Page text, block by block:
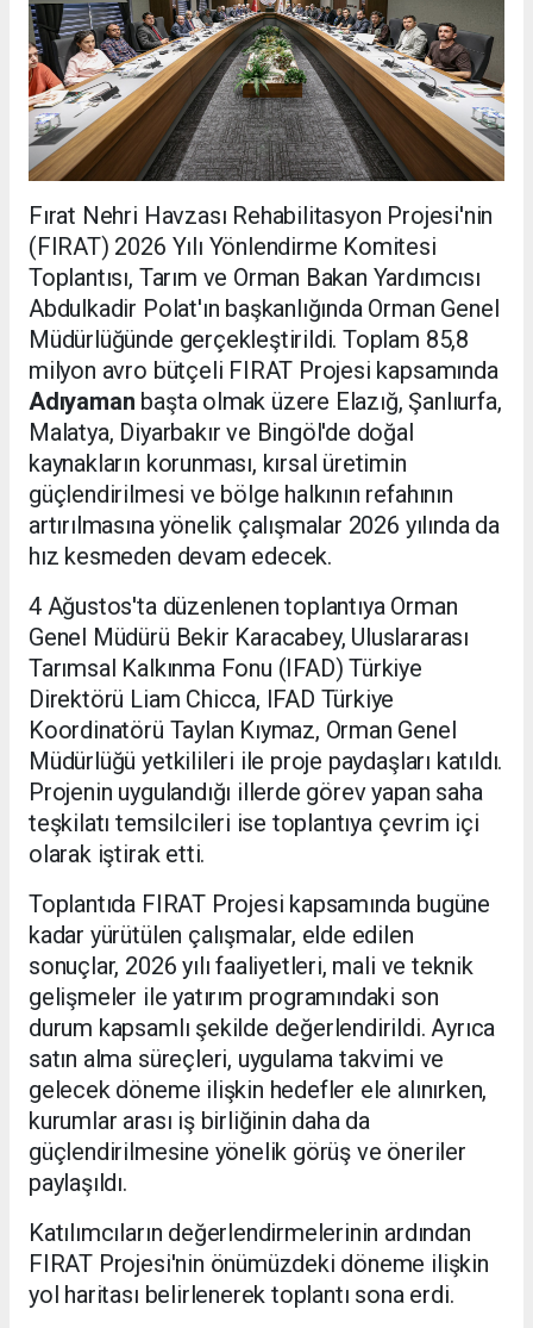
Fırat Nehri Havzası Rehabilitasyon Projesi'nin
(FIRAT) 2026 Yılı Yönlendirme Komitesi
Toplantısı, Tarım ve Orman Bakan Yardımcısı
Abdulkadir Polat'ın başkanlığında Orman Genel
Müdürlüğünde gerçekleştirildi. Toplam 85,8
milyon avro bütçeli FIRAT Projesi kapsamında
Adıyaman başta olmak üzere Elazığ, Şanlıurfa,
Malatya, Diyarbakır ve Bingöl'de doğal
kaynakların korunması, kırsal üretimin
güçlendirilmesi ve bölge halkının refahının
artırılmasına yönelik çalışmalar 2026 yılında da
hız kesmeden devam edecek.
4 Ağustos'ta düzenlenen toplantıya Orman
Genel Müdürü Bekir Karacabey, Uluslararası
Tarımsal Kalkınma Fonu (IFAD) Türkiye
Direktörü Liam Chicca, IFAD Türkiye
Koordinatörü Taylan Kıymaz, Orman Genel
Müdürlüğü yetkilileri ile proje paydaşları katıldı.
Projenin uygulandığı illerde görev yapan saha
teşkilatı temsilcileri ise toplantıya çevrim içi
olarak iştirak etti.
Toplantıda FIRAT Projesi kapsamında bugüne
kadar yürütülen çalışmalar, elde edilen
sonuçlar, 2026 yılı faaliyetleri, mali ve teknik
gelişmeler ile yatırım programındaki son
durum kapsamlı şekilde değerlendirildi. Ayrıca
satın alma süreçleri, uygulama takvimi ve
gelecek döneme ilişkin hedefler ele alınırken,
kurumlar arası iş birliğinin daha da
güçlendirilmesine yönelik görüş ve öneriler
paylaşıldı.
Katılımcıların değerlendirmelerinin ardından
FIRAT Projesi'nin önümüzdeki döneme ilişkin
yol haritası belirlenerek toplantı sona erdi.